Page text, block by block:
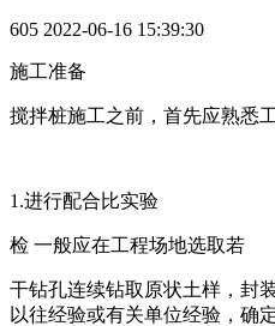
605 2022-06-16 15:39:30
施工准备
搅拌桩施工之前，首先应熟悉
1.进行配合比实验
检 一般应在工程场地选取若
干钻孔连续钻取原状土样，封
以往经验或有关单位经验，确